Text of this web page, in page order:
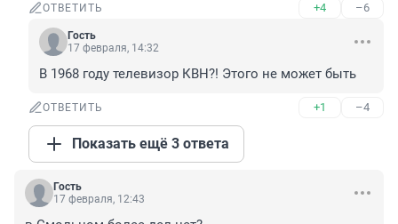
ОТВЕТИТЬ +4 –6
Гость
17 февраля, 14:32
В 1968 году телевизор КВН?! Этого не может быть
ОТВЕТИТЬ +1 –4
Показать ещё 3 ответа
Гость
17 февраля, 12:43